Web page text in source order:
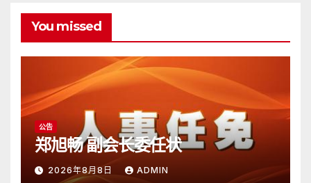
You missed
公告
郑旭畅 副会长委任状
2026年8月8日 ADMIN